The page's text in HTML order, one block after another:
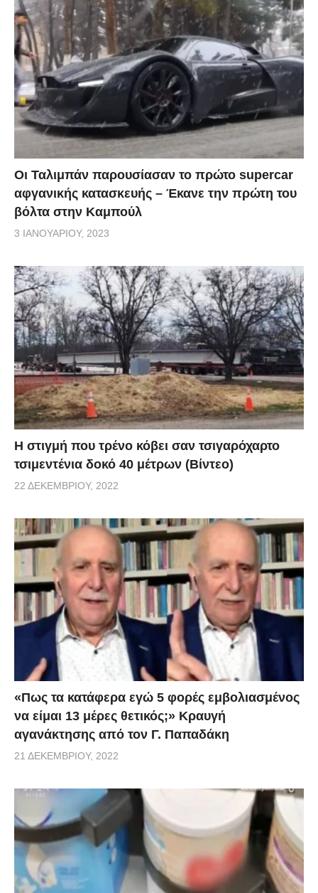
Οι Ταλιμπάν παρουσίασαν το πρώτο supercar
αφγανικής κατασκευής – Έκανε την πρώτη του
βόλτα στην Καμπούλ
3 ΙΑΝΟΥΑΡΊΟΥ, 2023
H στιγμή που τρένο κόβει σαν τσιγαρόχαρτο
τσιμεντένια δοκό 40 μέτρων (Βίντεο)
22 ΔΕΚΕΜΒΡΊΟΥ, 2022
«Πως τα κατάφερα εγώ 5 φορές εμβoλιασμένος
να είμαι 13 μέρες θετικός;» Κραυγή
αγανάκτησης από τον Γ. Παπαδάκη
21 ΔΕΚΕΜΒΡΊΟΥ, 2022